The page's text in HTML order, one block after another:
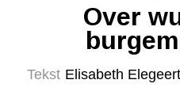
Over
Tekst Elisabeth Elegeert